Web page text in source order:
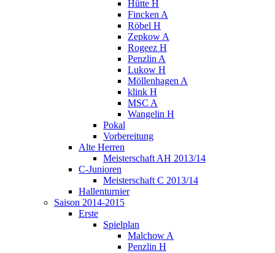
Hütte H
Fincken A
Röbel H
Zepkow A
Rogeez H
Penzlin A
Lukow H
Möllenhagen A
klink H
MSC A
Wangelin H
Pokal
Vorbereitung
Alte Herren
Meisterschaft AH 2013/14
C-Junioren
Meisterschaft C 2013/14
Hallenturnier
Saison 2014-2015
Erste
Spielplan
Malchow A
Penzlin H